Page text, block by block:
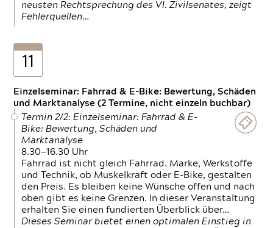
neusten Rechtsprechung des VI. Zivilsenates, zeigt
Fehlerquellen…
11
Einzelseminar: Fahrrad & E-Bike: Bewertung, Schäden
und Marktanalyse (2 Termine, nicht einzeln buchbar)
Termin 2/2: Einzelseminar: Fahrrad & E-
Bike: Bewertung, Schäden und
Marktanalyse
8.30—16.30 Uhr
Fahrrad ist nicht gleich Fahrrad. Marke, Werkstoffe
und Technik, ob Muskelkraft oder E-Bike, gestalten
den Preis. Es bleiben keine Wünsche offen und nach
oben gibt es keine Grenzen. In dieser Veranstaltung
erhalten Sie einen fundierten Überblick über…
Dieses Seminar bietet einen optimalen Einstieg in